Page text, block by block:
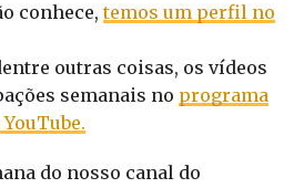
conhece,temos um perfil no
outras coisas, os vídeos
semanais no programa
do nosso canal do